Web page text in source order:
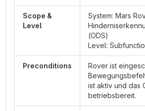
Scope &
Level
System: Mars
(ODS)
Level:
Preconditions
Rover ist
ist aktiv und das
betriebsbereit.